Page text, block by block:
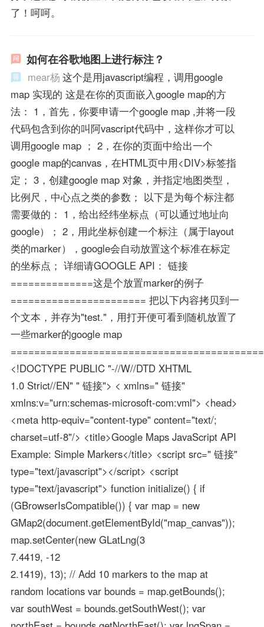
了！呵呵。
如何在谷歌地图上进行标注？
mear杨 这个是用javascript编程，调用google
map 实现的 这是在你的页面嵌入google map的方
法： 1，首先，你要申请一个google map ,并将一段
代码包含到你的叫阿vascript代码中，这样你才可以
调用google map ； 2，在你的页面中给出一个
google map的canvas，在HTML页中用<DIV>标签指
定； 3，创建google map 对象，并指定地图类型，
比例尺，中心点之类的参数； 以下是为每个标注都
需要做的： 1，给出经纬坐标点（可以通过地址向
google）； 2，用此坐标创建一个标注（属于layout
类的marker），google会自动放置这个标准在标定
的坐标点； 详细请GOOGLE API： 链接
==============这是个放置marker的例子
======================= 把以下内容拷贝到一
个文本，并存为"test."，用打开便可看到随机放置了
一些marker的google map
<!DOCTYPE PUBLIC "-//W//DTD XHTML
1.0 Strict//EN" " 链接"> < xmlns=" 链接"
xmlns:v="urn:schemas-microsoft-com:vml"> <head>
<meta http-equiv="content-type" content="text/;
charset=utf-8"/> <title>Google Maps JavaScript API
Example: Simple Markers</title> <script src=" 链接"
type="text/javascript"></script> <script
type="text/javascript"> function initialize() { if
(GBrowserIsCompatible()) { var map = new
GMap2(document.getElementById("map_canvas"));
map.setCenter(new GLatLng(3
7.4419, -12
2.1419), 13); // Add 10 markers to the map at
random locations var bounds = map.getBounds();
var southWest = bounds.getSouthWest(); var